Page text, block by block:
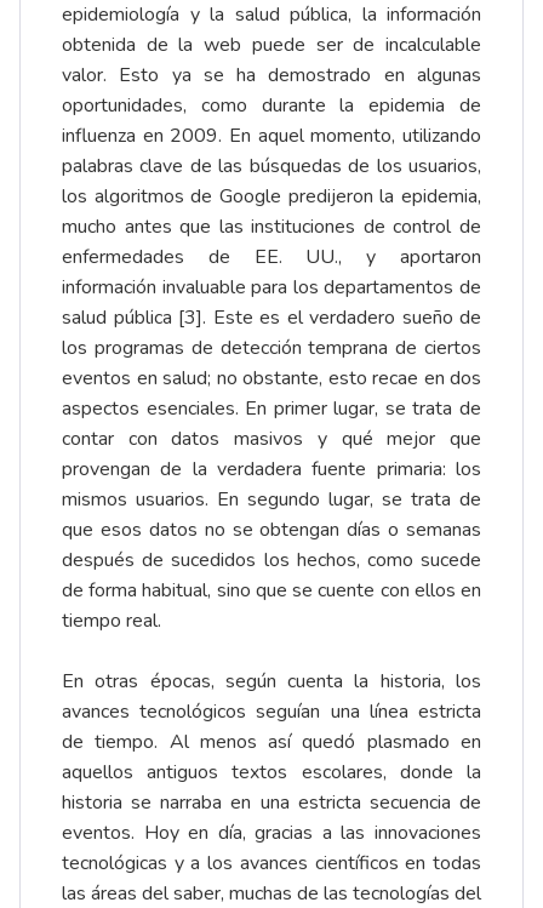
epidemiología y la salud pública, la información
obtenida de la web puede ser de incalculable
valor. Esto ya se ha demostrado en algunas
oportunidades, como durante la epidemia de
influenza en 2009. En aquel momento, utilizando
palabras clave de las búsquedas de los usuarios,
los algoritmos de Google predijeron la epidemia,
mucho antes que las instituciones de control de
enfermedades de EE. UU., y aportaron
información invaluable para los departamentos de
salud pública [3]. Este es el verdadero sueño de
los programas de detección temprana de ciertos
eventos en salud; no obstante, esto recae en dos
aspectos esenciales. En primer lugar, se trata de
contar con datos masivos y qué mejor que
provengan de la verdadera fuente primaria: los
mismos usuarios. En segundo lugar, se trata de
que esos datos no se obtengan días o semanas
después de sucedidos los hechos, como sucede
de forma habitual, sino que se cuente con ellos en
tiempo real.
En otras épocas, según cuenta la historia, los
avances tecnológicos seguían una línea estricta
de tiempo. Al menos así quedó plasmado en
aquellos antiguos textos escolares, donde la
historia se narraba en una estricta secuencia de
eventos. Hoy en día, gracias a las innovaciones
tecnológicas y a los avances científicos en todas
las áreas del saber, muchas de las tecnologías del